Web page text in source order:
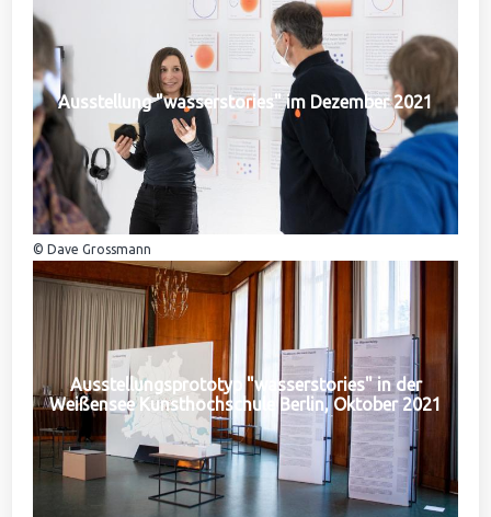
Ausstellung "wasserstories" im Dezember 2021
© Dave Grossmann
Ausstellungsprototyp "wasserstories" in der
Weißensee Kunsthochschule Berlin, Oktober 2021